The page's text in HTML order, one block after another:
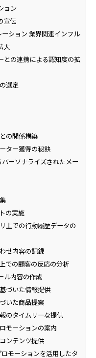
ョン
宣伝
ション 業界関連インフル
大
との連携による認知度の拡
選定
の関係構築
ター獲得の秘訣
ーソナライズされたメー
の実施
上での行動履歴データの
せ内容の記録
での顧客の反応の分析
ル内容の作成
づいた情報提供
いた商品提案
のタイムリーな提供
モーションの案内
ンテンツ提供
モーションを活用したタ